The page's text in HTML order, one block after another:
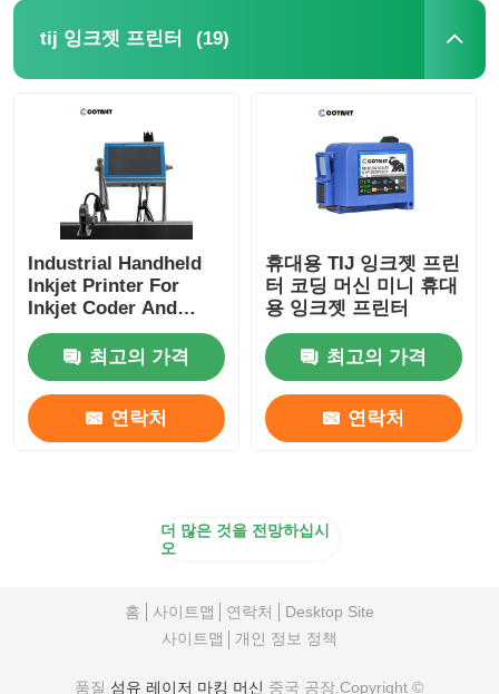
tij 잉크젯 프린터 (19)
Industrial Handheld
Inkjet Printer For
Inkjet Coder And
Inkjet Marking
최고의 가격
연락처
휴대용 TIJ 잉크젯 프린
터 코딩 머신 미니 휴대
용 잉크젯 프린터
최고의 가격
연락처
더 많은 것을 전망하십시
오
홈 사이트맵 연락처
Desktop Site
사이트맵
개인 정보 정책
품질 섬유 레이저 마킹 머신 중국 공장.Copyright ©